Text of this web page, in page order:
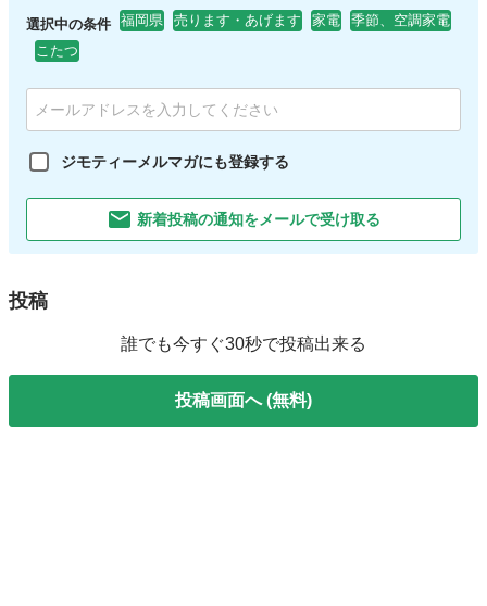
選択中の条件 福岡県 売ります・あげます 家電
季節、空調家電
こたつ
ジモティーメルマガにも登録する
新着投稿の通知をメールで受け取る
投稿
誰でも今すぐ30秒で投稿出来る
投稿画面へ (無料)